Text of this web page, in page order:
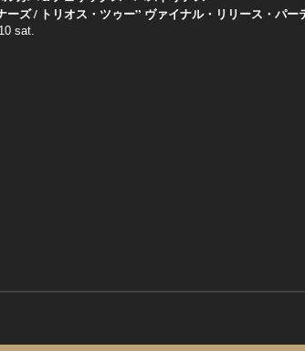
ーズ / トリオス・ツゥー” ヴァイナル・リリース・パー
sat.